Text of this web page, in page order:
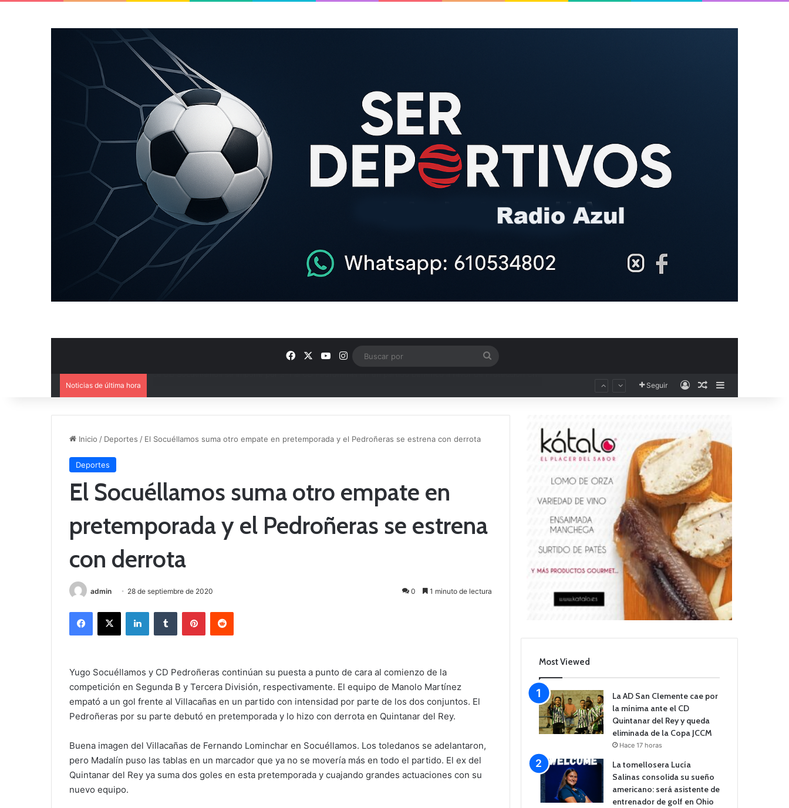
FacebookYouTube
Instagram
Noticias de última hora Seguir AccesoPublicación al
Inicio / Deportes / El Socuéllamos suma otro empate en pretemporada y el Pedroñeras se estrena con derrota
Deportes
El Socuéllamos suma otro empate en
pretemporada y el Pedroñeras se estrena
con derrota
admin 28 de septiembre de 2020 0 1 minuto de lectura
Yugo Socuéllamos y CD Pedroñeras continúan su puesta a punto de cara al comienzo de la
competición en Segunda B y Tercera División, respectivamente. El equipo de Manolo Martínez
empató a un gol frente al Villacañas en un partido con intensidad por parte de los dos conjuntos. El
Pedroñeras por su parte debutó en pretemporada y lo hizo con derrota en Quintanar del Rey.
Buena imagen del Villacañas de Fernando Lominchar en Socuéllamos. Los toledanos se adelantaron,
pero Madalín puso las tablas en un marcador que ya no se movería más en todo el partido. El ex del
Quintanar del Rey ya suma dos goles en esta pretemporada y cuajando grandes actuaciones con su
nuevo equipo.
Most Viewed
La AD San Clemente cae por
la mínima ante el CD
Quintanar del Rey y queda
eliminada de la Copa JCCM
Hace 17 horas
La tomellosera Lucía
Salinas consolida su sueño
americano: será asistente de
entrenador de golf en Ohio